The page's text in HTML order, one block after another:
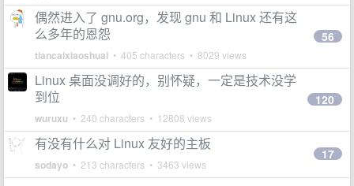
偶然进入了 gnu.org，发现 gnu 和 Linux 还有这
么多年的恩怨
tiancaixiaoshuai • 405 characters • 8029 views
56
Linux 桌面没调好的，别怀疑，一定是技术没学
到位
wuruxu • 240 characters • 12808 views
120
有没有什么对 Linux 友好的主板
sodayo • 213 characters • 3463 views
17